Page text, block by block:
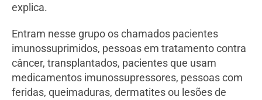
explica.
Entram nesse grupo os chamados pacientes
imunossuprimidos, pessoas em tratamento contra
câncer, transplantados, pacientes que usam
medicamentos imunossupressores, pessoas com
feridas, queimaduras, dermatites ou lesões de